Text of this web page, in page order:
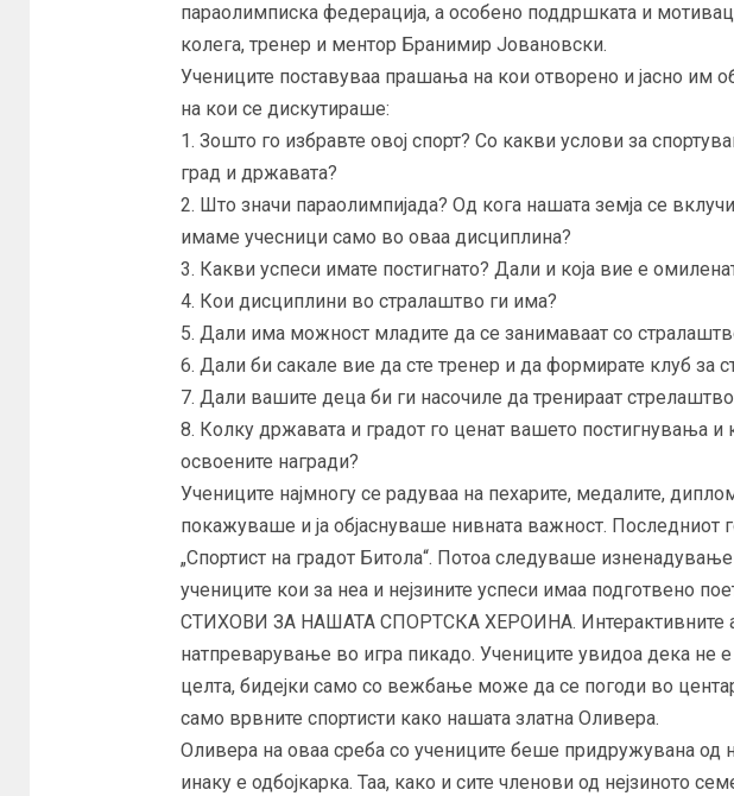
параолимписка федерација, а особено поддршката и
колега, тренер и ментор Бранимир Јовановски.
Учениците поставуваа прашања на кои отворено и јасно им
на кои се дискутираше:
1. Зошто го избравте овој спорт? Со какви услови за
град и државата?
2. Што значи параолимпијада? Од кога нашата земја се
имаме учесници само во оваа дисциплина?
3. Какви успеси имате постигнато? Дали и која вие е
4. Кои дисциплини во стралаштво ги има?
5. Дали има можност младите да се занимаваат со
6. Дали би сакале вие да сте тренер и да формирате клуб за
7. Дали вашите деца би ги насочиле да тренираат стрелаштво
8. Колку државата и градот го ценат вашето постигнувања
освоените награди?
Учениците најмногу се радуваа на пехарите, медалите,
покажуваше и ја објаснуваше нивната важност. Последниот
„Спортист на градот Битола“. Потоа следуваше
учениците кои за неа и нејзините успеси имаа подготвено
СТИХОВИ ЗА НАШАТА СПОРТСКА ХЕРОИНА. Интерактивните
натпреварување во игра пикадо. Учениците увидоа дека не е
целта, бидејки само со вежбање може да се погоди во
само врвните спортисти како нашата златна Оливера.
Оливера на оваа среба со учениците беше придружувана од
инаку е одбојкарка. Таа, како и сите членови од нејзиното